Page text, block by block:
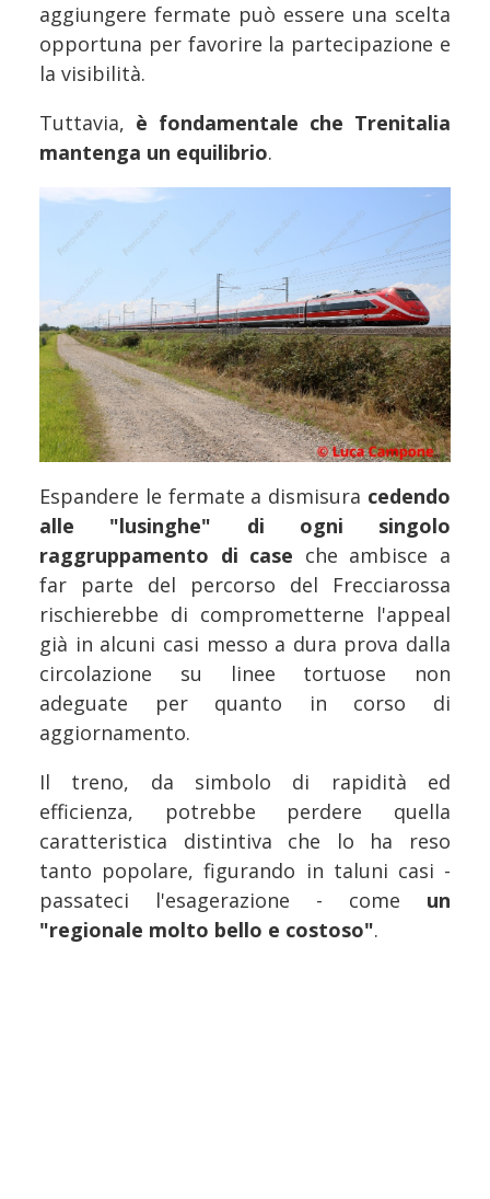
aggiungere fermate può essere una scelta
opportuna per favorire la partecipazione e
la visibilità.
Tuttavia, è fondamentale che Trenitalia
mantenga un equilibrio.
Espandere le fermate a dismisura cedendo
alle "lusinghe" di ogni singolo
raggruppamento di case che ambisce a
far parte del percorso del Frecciarossa
rischierebbe di comprometterne l'appeal
già in alcuni casi messo a dura prova dalla
circolazione su linee tortuose non
adeguate per quanto in corso di
aggiornamento.
Il treno, da simbolo di rapidità ed
efficienza, potrebbe perdere quella
caratteristica distintiva che lo ha reso
tanto popolare, figurando in taluni casi -
passateci l'esagerazione - come un
"regionale molto bello e costoso".